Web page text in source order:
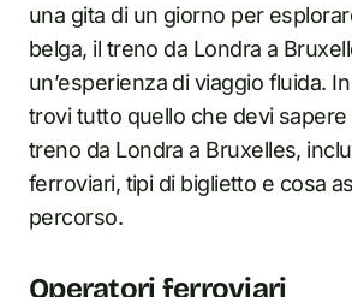
una gita di un giorno per
belga, il treno da Londra a
un’esperienza di viaggio fluida.
trovi tutto quello che devi sapere
treno da Londra a Bruxelles,
ferroviari, tipi di biglietto e cosa
percorso.
Operatori ferroviari